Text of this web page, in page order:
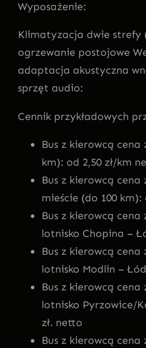
Wyposażenie:
Klimatyzacja dwie strefy
ogrzewanie postojowe
adaptacja akustyczna
sprzęt audio:
Cennik przykładowych
Bus z kierowcą
km): od 2,50 zł/km
Bus z kierowcą
mieście (do 100 km):
Bus z kierowcą cena
lotnisko Chopina –
Bus z kierowcą cena
lotnisko Modlin –
Bus z kierowcą cena
lotnisko Pyrzowice/
zł. netto
Bus z kierowcą cena